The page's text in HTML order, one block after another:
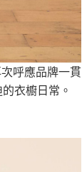
呼應品牌一貫
衣櫥日常。